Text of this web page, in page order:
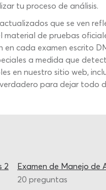
tu proceso de análisis.
que se ven
de pruebas
cada examen escrito
a medida que
en nuestro sitio web,
para dejar todo
2
Examen de Manejo de
20 preguntas